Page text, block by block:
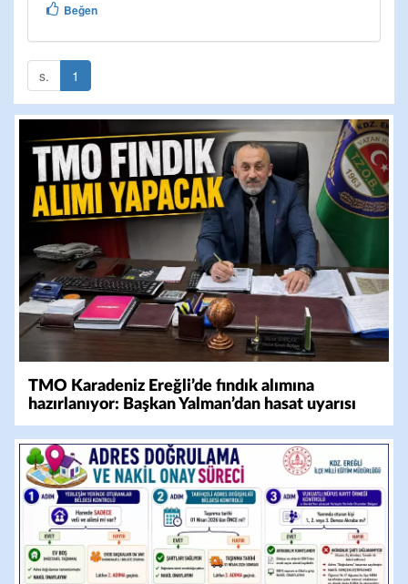
Beğen
s. 1
TMO Karadeniz Ereğli’de fındık alımına
hazırlanıyor: Başkan Yalman’dan hasat uyarısı